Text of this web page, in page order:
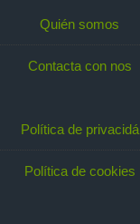
Quién somos
Contacta con nos
Política de privacidá
Política de cookies